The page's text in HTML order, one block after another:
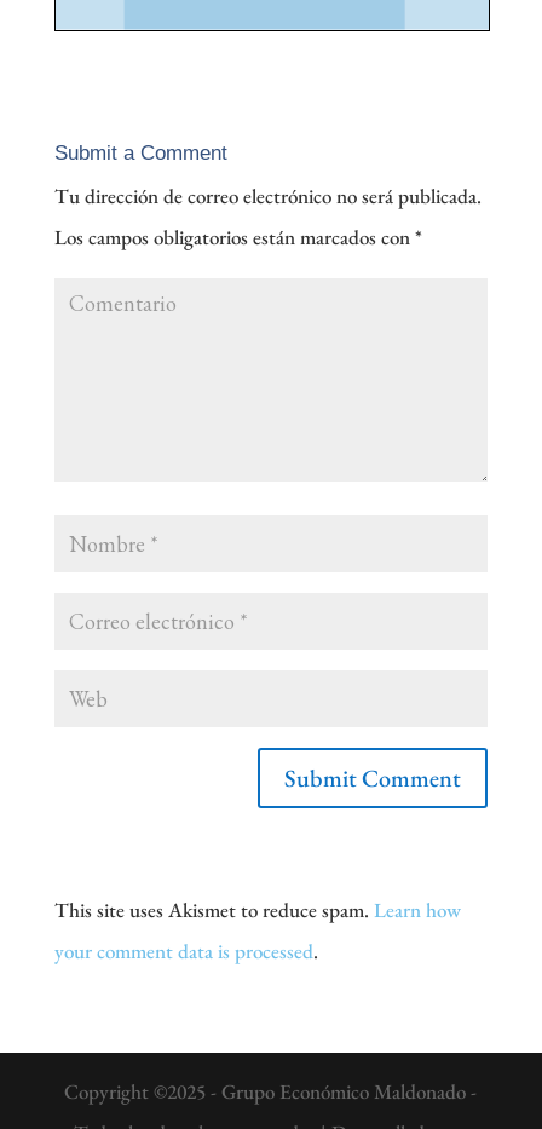
Submit a Comment
Tu dirección de correo electrónico no será publicada.
Los campos obligatorios están marcados con*
This site uses Akismet to reduce spam. Learn how
your comment data is processed.
Copyright ©2025 - Grupo Económico Maldonado -